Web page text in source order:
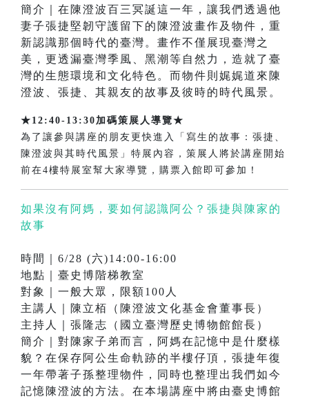
簡介｜在陳澄波百三冥誕這一年，讓我們透過他
妻子張捷堅韌守護留下的陳澄波畫作及物件，重
新認識那個時代的臺灣。畫作不僅展現臺灣之
美，更透漏臺灣季風、黑潮等自然力，造就了臺
灣的生態環境和文化特色。而物件則娓娓道來陳
澄波、張捷、其親友的故事及彼時的時代風景。
★12:40-13:30加碼策展人導覽★
為了讓參與講座的朋友更快進入「寫生的故事：張捷、
陳澄波與其時代風景」特展內容，策展人將於講座開始
前在4樓特展室幫大家導覽，購票入館即可參加！
如果沒有阿媽，要如何認識阿公？張捷與陳家的
故事
時間｜6/28 (六)14:00-16:00
地點｜臺史博階梯教室
對象｜一般大眾，限額100人
主講人｜陳立栢（陳澄波文化基金會董事長）
主持人｜張隆志（國立臺灣歷史博物館館長）
簡介｜對陳家子弟而言，阿媽在記憶中是什麼樣
貌？在保存阿公生命軌跡的半樓仔頂，張捷年復
一年帶著子孫整理物件，同時也整理出我們如今
記憶陳澄波的方法。在本場講座中將由臺史博館